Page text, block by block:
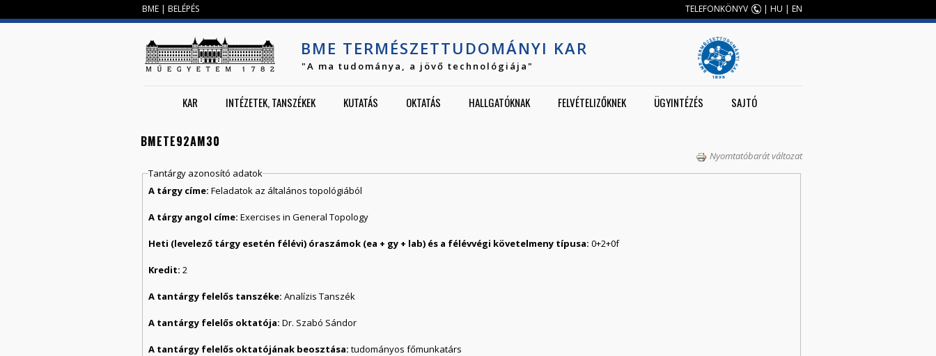
BME | BELÉPÉS TELEFONKÖNYV | HU | EN
BME TERMÉSZETTUDOMÁNYI KAR
"A ma tudománya, a jövő technológiája"
KAR INTÉZETEK, TANSZÉKEK KUTATÁS OKTATÁS HALLGATÓKNAK FELVÉTELIZŐKNEK ÜGYINTÉZÉS SAJTÓ
BMETE92AM30
Nyomtatóbarát változat
Tantárgy azonosító adatok
A tárgy címe:Feladatok az általános topológiából
A tárgy angol címe:Exercises in General Topology
0 2 0f
Kredit:2
A tantárgy felelős tanszéke:Analízis Tanszék
A tantárgy felelős oktatója:Dr. Szabó Sándor
A tantárgy felelős oktatójának beosztása:tudományos főmunkatárs